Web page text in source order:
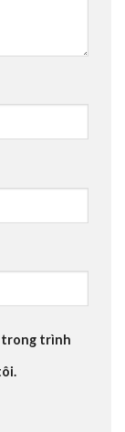
trong trình